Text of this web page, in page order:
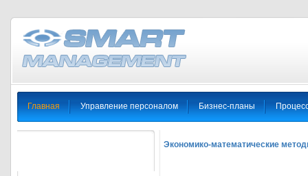
Главная Управление персоналом Бизнес-планы
Экономико-математические